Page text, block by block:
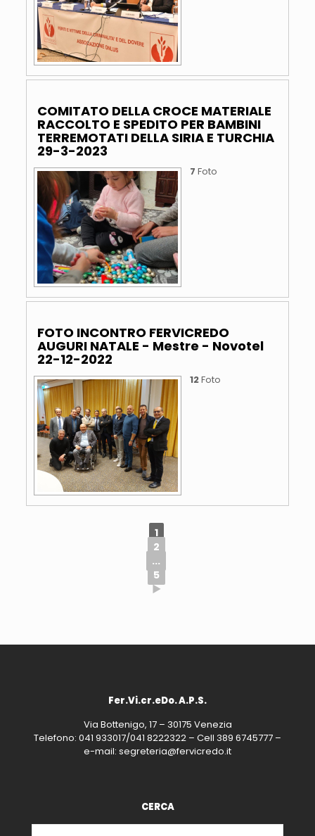
COMITATO DELLA CROCE MATERIALE
RACCOLTO E SPEDITO PER BAMBINI
TERREMOTATI DELLA SIRIA E TURCHIA
29-3-2023
7 Foto
FOTO INCONTRO FERVICREDO
AUGURI NATALE - Mestre - Novotel
22-12-2022
12Foto
1
2
...
5
►
Fer.Vi.cr.eDo. A.P.S.
Via Bottenigo, 17 – 30175 Venezia
Telefono: 041 933017/041 8222322 – Cell 389 6745777 –
e-mail: segreteria@fervicredo.it
CERCA